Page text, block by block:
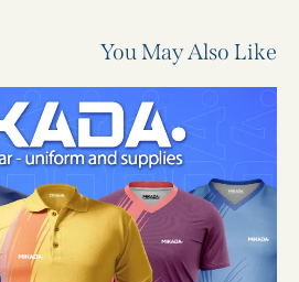
You May Also Like